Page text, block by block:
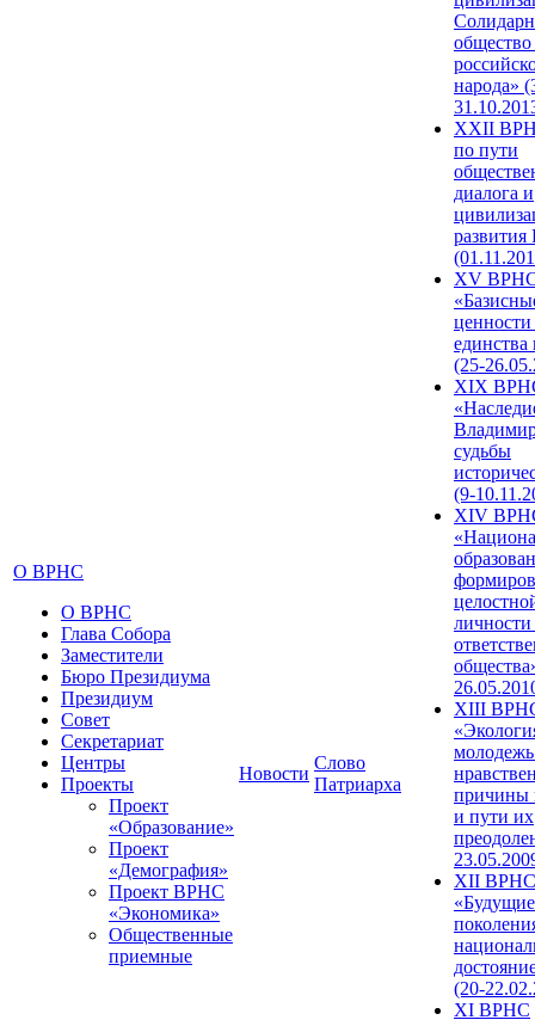
О ВРНС
О ВРНС
Глава Собора
Заместители
Бюро Президиума
Президиум
Совет
Секретариат
Центры
Проекты
Проект
«Образование»
Проект
«Демография»
Проект ВРНС
«Экономика»
Общественные
приемные
Новости
Слово
Патриарха
народа»
XXII
по пути
диалога и
развития
XV
единства
(25-
XIX
судьбы
(9-
XIV
XIII
причины
и пути их
XII ВРНС
«Будущие
(20-
XI ВРНС